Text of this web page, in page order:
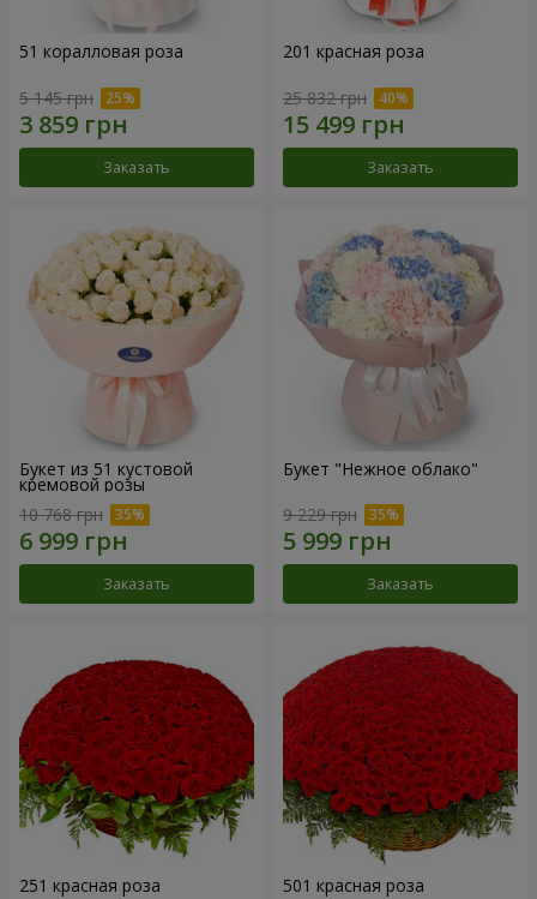
51 коралловая роза
5 145 грн
Заказать
201 красная роза
25 832 грн
Заказать
Букет из 51 кустовой
кремовой розы
10 768 грн
Заказать
Букет "Нежное облако"
9 229 грн
Заказать
251 красная роза 501 красная роза